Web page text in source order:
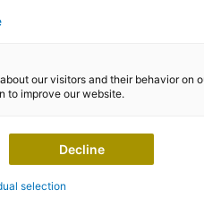
our visitors and their behavior on
to improve our website.
Decline
selection